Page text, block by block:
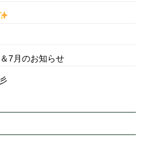
＆7月のお知らせ
彡